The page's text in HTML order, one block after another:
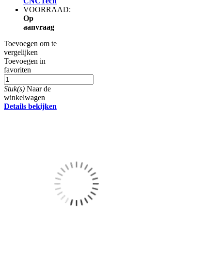
VOORRAAD:
Op
aanvraag
Toevoegen om te
vergelijken
Toevoegen in
favoriten
Stuk(s) Naar de
winkelwagen
Details bekijken